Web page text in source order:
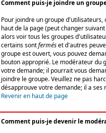
Comment puis-je joindre un
Pour joindre un groupe
haut de la page (peut changer
alors voir tous les groupes
certains sontferméset d'autres
groupe est ouvert, vous pouvez
bouton approprié. Le modérateur du
votre demande; il pourrait vous
joindre le groupe. Veuillez ne pas
désapprouve votre demande; il a ses
Revenir en haut de page
Comment puis-je devenir le